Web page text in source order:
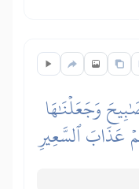
وَجَعَلۡنَٰهَا
عَذَابَ ٱلسَّعِيرِ